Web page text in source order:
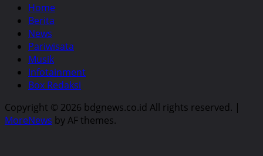
Home
Berita
News
Pariwisata
Musik
Infotainment
Box Redaksi
Copyright © 2026 bdgnews.co.id All rights reserved. |
MoreNews by AF themes.